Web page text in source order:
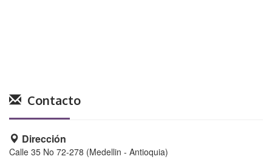
Contacto
Dirección
Calle 35 No 72-278 (Medellin - Antioquia)